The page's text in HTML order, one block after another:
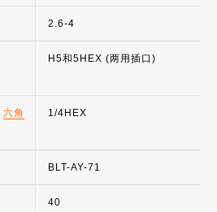
六角
2.6-4
H5和5HEX (两用插口)
1/4HEX
BLT-AY-71
40